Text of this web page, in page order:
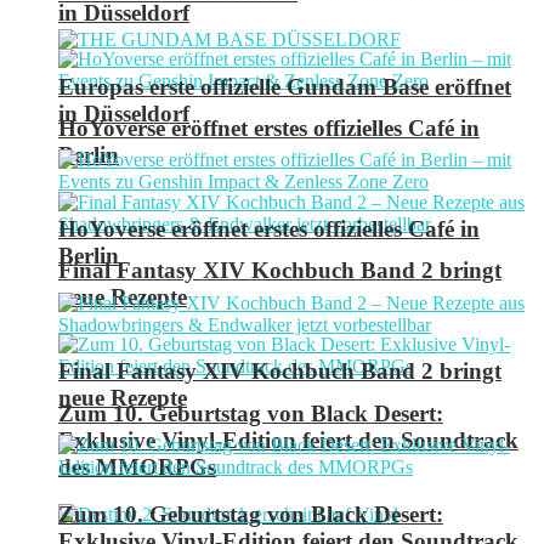
in Düsseldorf
HoYoverse eröffnet erstes offizielles Café in
Berlin
Final Fantasy XIV Kochbuch Band 2 bringt
neue Rezepte
Zum 10. Geburtstag von Black Desert:
Exklusive Vinyl-Edition feiert den Soundtrack
des MMORPGs
Europas erste offizielle Gundam Base eröffnet
in Düsseldorf
HoYoverse eröffnet erstes offizielles Café in
Berlin
Final Fantasy XIV Kochbuch Band 2 bringt
neue Rezepte
Zum 10. Geburtstag von Black Desert: